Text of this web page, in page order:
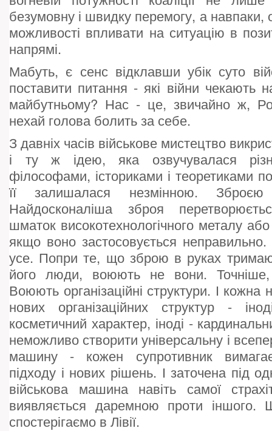
безумовну і швидку перемогу, а навпаки,
можливості впливати на ситуацію в
напрямі.
Мабуть, є сенс відклавши убік суто
поставити питання - які війни чекають
майбутньому? Нас - це, звичайно ж,
нехай голова болить за себе.
З давніх часів військове мистецтво
і ту ж ідею, яка озвучувалася
філософами, істориками і теоретиками
її залишалася незмінною.
Найдосконаліша зброя
шматок високотехнологічного металу
якщо воно застосовується
усе. Попри те, що зброю в руках
його люди, воюють не вони.
Воюють організаційні структури. І кожна
нових організаційних структур -
косметичний характер, іноді -
неможливо створити універсальну і
машину - кожен супротивник вимагає
підходу і нових рішень. І заточена під
військова машина навіть самої
виявляється даремною проти
спостерігаємо в Лівії.